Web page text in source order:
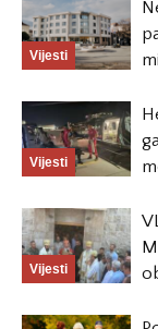
Vijesti
Vijesti
Vijesti